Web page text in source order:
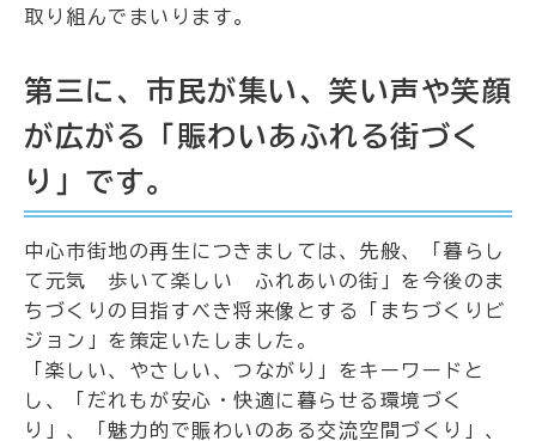
取り組んでまいります。
第三に、市民が集い、笑い声や笑顔
が広がる「賑わいあふれる街づく
り」です。
中心市街地の再生につきましては、先般、「暮らし
て元気 歩いて楽しい ふれあいの街」を今後のま
ちづくりの目指すべき将来像とする「まちづくりビ
ジョン」を策定いたしました。
「楽しい、やさしい、つながり」をキーワードと
し、「だれもが安心・快適に暮らせる環境づく
り」、「魅力的で賑わいのある交流空間づくり」、